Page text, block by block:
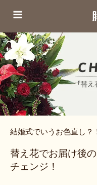
結婚式でいうお色直し？
替え花でお届け後
チェンジ！